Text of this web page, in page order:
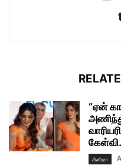
“ஏன்
சினிமா